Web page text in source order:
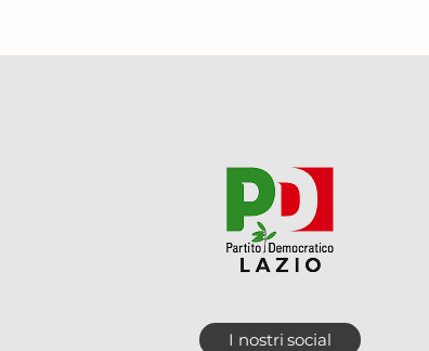
I nostri social